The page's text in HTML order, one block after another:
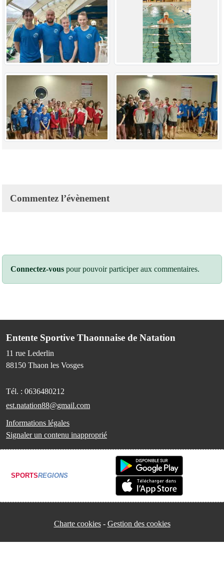
Commentez l’évènement
Connectez-vous pour pouvoir participer aux commentaires.
Entente Sportive Thaonnaise de Natation
11 rue Lederlin
88150 Thaon les Vosges
Tél. : 0636480212
est.natation88@gmail.com
Informations légales
Signaler un contenu inapproprié
SPORTSREGIONS
Charte cookies Gestion des cookies